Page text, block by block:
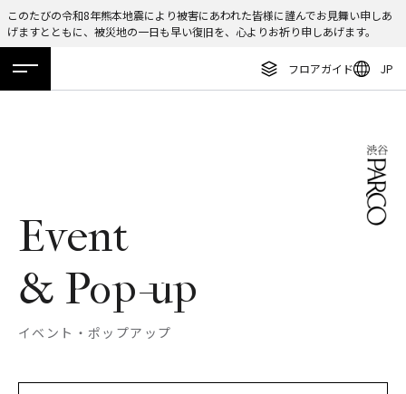
このたびの令和8年熊本地震により被害にあわれた皆様に謹んでお見舞い申しあ
げますとともに、被災地の一日も早い復旧を、心よりお祈り申しあげます。
フロアガイド JP
ホーム 特集 ニュース イベント アクセス
ニュース
特集
ENGLISH
繁体字
日本語
Event
& Pop-up
イベント・ポップアップ